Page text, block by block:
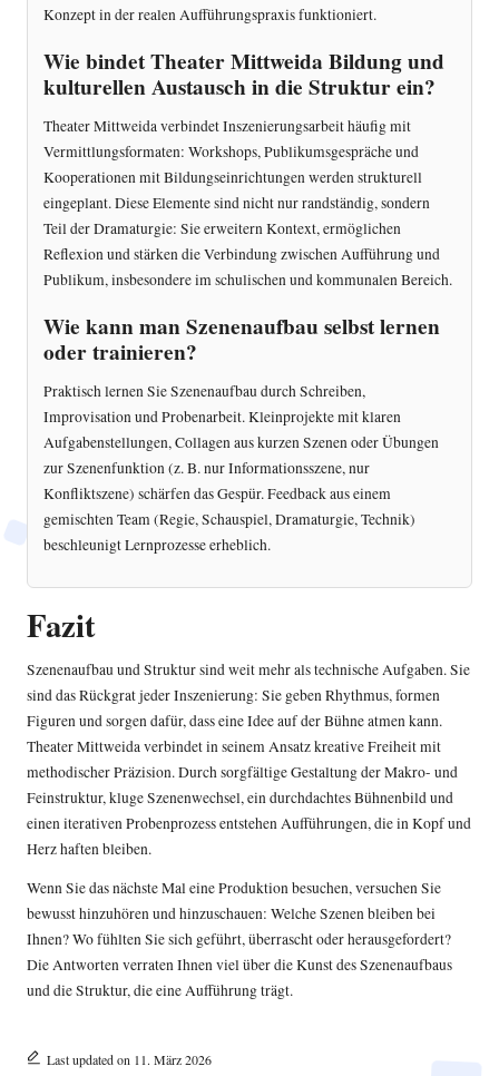
Konzept in der realen Aufführungspraxis funktioniert.
Wie bindet Theater Mittweida Bildung und
kulturellen Austausch in die Struktur ein?
Theater Mittweida verbindet Inszenierungsarbeit häufig mit
Vermittlungsformaten: Workshops, Publikumsgespräche und
Kooperationen mit Bildungseinrichtungen werden strukturell
eingeplant. Diese Elemente sind nicht nur randständig, sondern
Teil der Dramaturgie: Sie erweitern Kontext, ermöglichen
Reflexion und stärken die Verbindung zwischen Aufführung und
Publikum, insbesondere im schulischen und kommunalen Bereich.
Wie kann man Szenenaufbau selbst lernen
oder trainieren?
Praktisch lernen Sie Szenenaufbau durch Schreiben,
Improvisation und Probenarbeit. Kleinprojekte mit klaren
Aufgabenstellungen, Collagen aus kurzen Szenen oder Übungen
zur Szenenfunktion (z. B. nur Informationsszene, nur
Konfliktszene) schärfen das Gespür. Feedback aus einem
gemischten Team (Regie, Schauspiel, Dramaturgie, Technik)
beschleunigt Lernprozesse erheblich.
Fazit
Szenenaufbau und Struktur sind weit mehr als technische Aufgaben. Sie
sind das Rückgrat jeder Inszenierung: Sie geben Rhythmus, formen
Figuren und sorgen dafür, dass eine Idee auf der Bühne atmen kann.
Theater Mittweida verbindet in seinem Ansatz kreative Freiheit mit
methodischer Präzision. Durch sorgfältige Gestaltung der Makro- und
Feinstruktur, kluge Szenenwechsel, ein durchdachtes Bühnenbild und
einen iterativen Probenprozess entstehen Aufführungen, die in Kopf und
Herz haften bleiben.
Wenn Sie das nächste Mal eine Produktion besuchen, versuchen Sie
bewusst hinzuhören und hinzuschauen: Welche Szenen bleiben bei
Ihnen? Wo fühlten Sie sich geführt, überrascht oder herausgefordert?
Die Antworten verraten Ihnen viel über die Kunst des Szenenaufbaus
und die Struktur, die eine Aufführung trägt.
Last updated on 11. März 2026